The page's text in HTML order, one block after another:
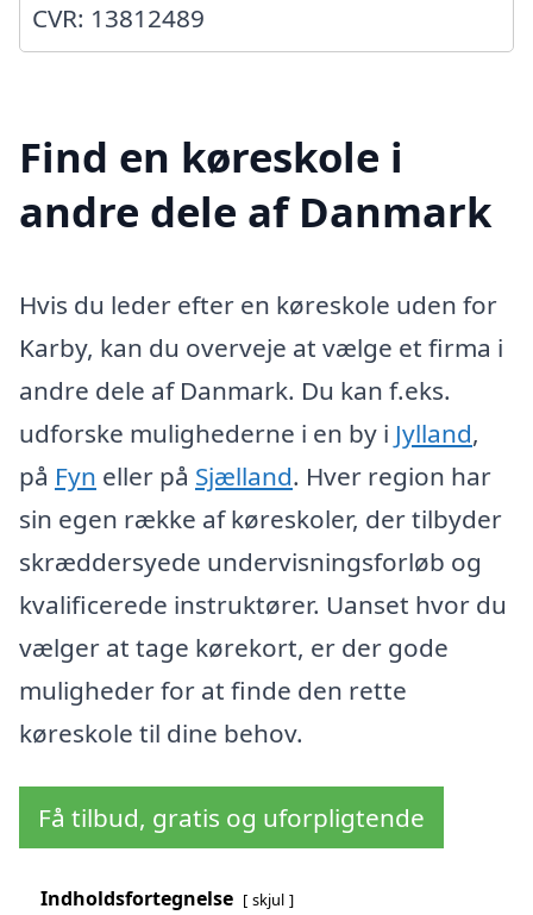
CVR: 13812489
Find en køreskole i
andre dele af Danmark
Hvis du leder efter en køreskole uden for
Karby, kan du overveje at vælge et firma i
andre dele af Danmark. Du kan f.eks.
udforske mulighederne i en by i Jylland,
på Fyn eller på Sjælland. Hver region har
sin egen række af køreskoler, der tilbyder
skræddersyede undervisningsforløb og
kvalificerede instruktører. Uanset hvor du
vælger at tage kørekort, er der gode
muligheder for at finde den rette
køreskole til dine behov.
Få tilbud, gratis og uforpligtende
Indholdsfortegnelse skjul